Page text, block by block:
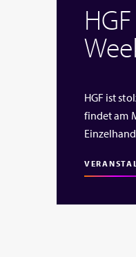
HGF ist
findet am